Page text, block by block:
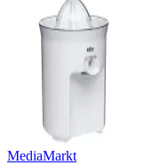
MediaMarkt